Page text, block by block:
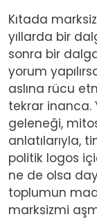
Kıtada
yıllarda bir
sonra bir
yorum
aslına rücu
tekrar inanca.
geleneği,
anlatılarıyla,
politik logos
ne de olsa
toplumun
marksizmi